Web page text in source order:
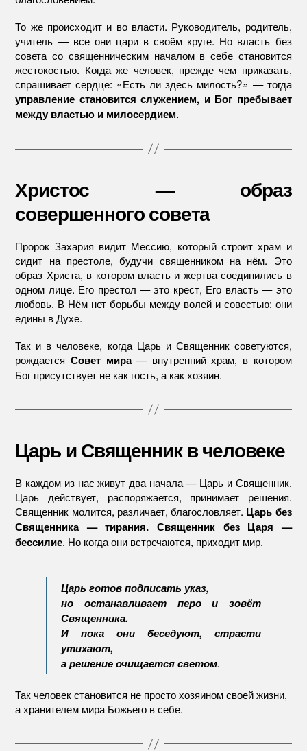
То же происходит и во власти. Руководитель, родитель,
учитель — все они цари в своём круге. Но власть без
совета со священническим началом в себе становится
жестокостью. Когда же человек, прежде чем приказать,
спрашивает сердце: «Есть ли здесь милость?» — тогда
управление становится служением, и Бог пребывает
между властью и милосердием.
Христос — образ
совершенного совета
Пророк Захария видит Мессию, который строит храм и
сидит на престоле, будучи священником на нём. Это
образ Христа, в котором власть и жертва соединились в
одном лице. Его престол — это крест, Его власть — это
любовь. В Нём нет борьбы между волей и совестью: они
едины в Духе.
Так и в человеке, когда Царь и Священник советуются,
рождаетсяСовет мира— внутренний храм, в котором
Бог присутствует не как гость, а как хозяин.
Царь и Священник в человеке
В каждом из нас живут два начала — Царь и Священник.
Царь действует, распоряжается, принимает решения.
Священник молится, различает, благословляет. Царь без
Священника — тирания. Священник без Царя —
бессилие. Но когда они встречаются, приходит мир.
Царь готов подписать указ,
но останавливает перо и зовёт
Священника.
И пока они беседуют, страсти
утихают,
а решение очищается светом.
Так человек становится не просто хозяином своей жизни,
а хранителем мира Божьего в себе.